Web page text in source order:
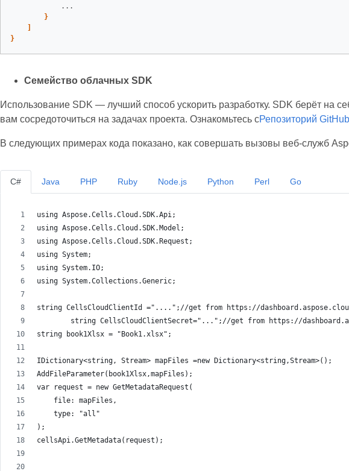
            ...
}
}
Семейство облачных SDK
Использование SDK — лучший способ ускорить разработку. SDK берёт на
вам сосредоточиться на задачах проекта. Ознакомьтесь сРепозиторий GitHub
В следующих примерах кода показано, как совершать вызовы веб-служб
C#
using Aspose.Cells.Cloud.SDK.Api;
using Aspose.Cells.Cloud.SDK.Model;
using Aspose.Cells.Cloud.SDK.Request;
using System;
using System.IO;
using System.Collections.Generic;
string CellsCloudClientId ="....";//get from https://
string CellsCloudClientSecret="...";//get from https://
string book1Xlsx = "Book1.xlsx";
IDictionary<string, Stream> mapFiles =new Dictionary<string,Stream>();
AddFileParameter(book1Xlsx,mapFiles);
var request = new GetMetadataRequest(
    file: mapFiles,
    type: "all"
);
cellsApi.GetMetadata(request);
Java PHP Ruby Node.js Python Perl Go